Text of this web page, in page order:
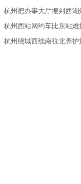
杭州把办事大厅搬到西湖
杭州西站网约车比东站难
杭州绕城西线南往北养护